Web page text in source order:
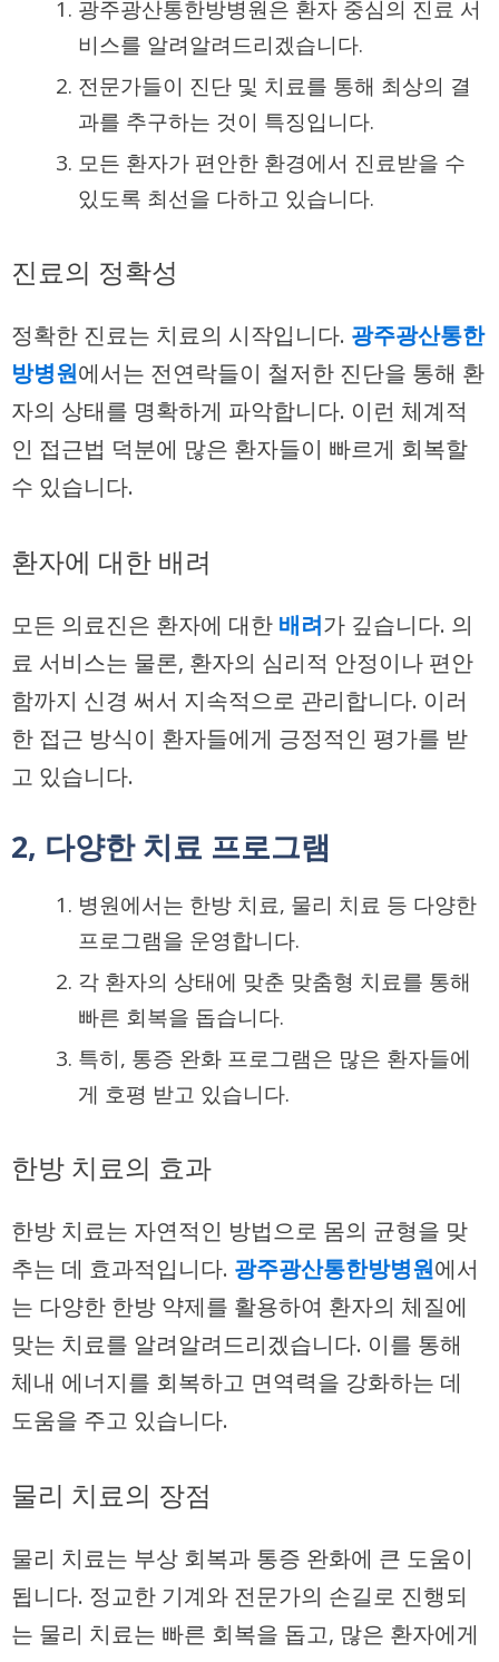
광주광산통한방병원은 환자 중심의 진료 서
비스를 알려알려드리겠습니다.
전문가들이 진단 및 치료를 통해 최상의 결
과를 추구하는 것이 특징입니다.
모든 환자가 편안한 환경에서 진료받을 수
있도록 최선을 다하고 있습니다.
진료의 정확성
정확한 진료는 치료의 시작입니다. 광주광산통한
방병원에서는 전연락들이 철저한 진단을 통해 환
자의 상태를 명확하게 파악합니다. 이런 체계적
인 접근법 덕분에 많은 환자들이 빠르게 회복할
수 있습니다.
환자에 대한 배려
모든 의료진은 환자에 대한 배려가 깊습니다. 의
료 서비스는 물론, 환자의 심리적 안정이나 편안
함까지 신경 써서 지속적으로 관리합니다. 이러
한 접근 방식이 환자들에게 긍정적인 평가를 받
고 있습니다.
2, 다양한 치료 프로그램
병원에서는 한방 치료, 물리 치료 등 다양한
프로그램을 운영합니다.
각 환자의 상태에 맞춘 맞춤형 치료를 통해
빠른 회복을 돕습니다.
특히, 통증 완화 프로그램은 많은 환자들에
게 호평 받고 있습니다.
한방 치료의 효과
한방 치료는 자연적인 방법으로 몸의 균형을 맞
추는 데 효과적입니다. 광주광산통한방병원에서
는 다양한 한방 약제를 활용하여 환자의 체질에
맞는 치료를 알려알려드리겠습니다. 이를 통해
체내 에너지를 회복하고 면역력을 강화하는 데
도움을 주고 있습니다.
물리 치료의 장점
물리 치료는 부상 회복과 통증 완화에 큰 도움이
됩니다. 정교한 기계와 전문가의 손길로 진행되
는 물리 치료는 빠른 회복을 돕고, 많은 환자에게